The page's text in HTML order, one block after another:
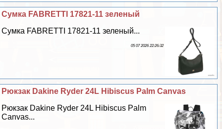
Сумка FABRETTI 17821-11 зеленый
Сумка FABRETTI 17821-11 зеленый...
05 07 2026 22:26:32
Рюкзак Dakine Ryder 24L Hibiscus Palm Canvas
Рюкзак Dakine Ryder 24L Hibiscus Palm
Canvas...